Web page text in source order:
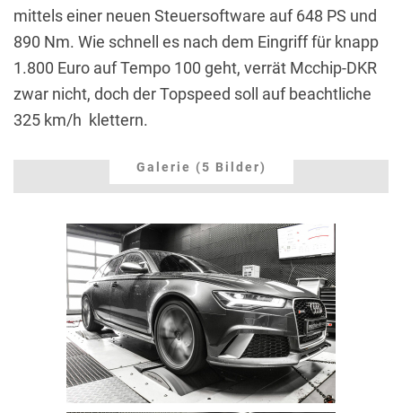
mittels einer neuen Steuersoftware auf 648 PS und
890 Nm. Wie schnell es nach dem Eingriff für knapp
1.800 Euro auf Tempo 100 geht, verrät Mcchip-DKR
zwar nicht, doch der Topspeed soll auf beachtliche
325 km/h klettern.
Galerie (5 Bilder)